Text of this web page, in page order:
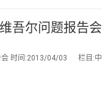
吾尔问题报告会
会 时间:2013/04/03 栏目: